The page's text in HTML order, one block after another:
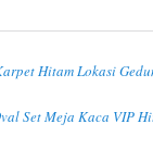
Hitam Lokasi
Set Meja Kaca VIP